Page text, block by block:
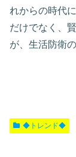
れからの時代
だけでなく、
が、生活防衛
◆トレンド◆